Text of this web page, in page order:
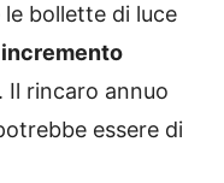
bollette di luce
incremento
. Il rincaro annuo
essere di